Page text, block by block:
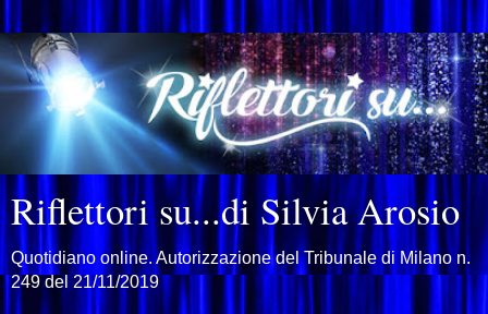
Riflettori su...di Silvia Arosio
Quotidiano online. Autorizzazione del Tribunale di Milano n.
249 del 21/11/2019